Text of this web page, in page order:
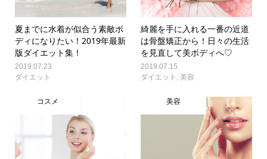
夏までに水着が似合う素敵ボ
ディになりたい！2019年最新
版ダイエット集！
2019.07.23
ダイエット
綺麗を手に入れる一番の近道
は骨盤矯正から！日々の生活
を見直して美ボディへ♡
2019.07.15
ダイエット , 美容
コスメ 美容